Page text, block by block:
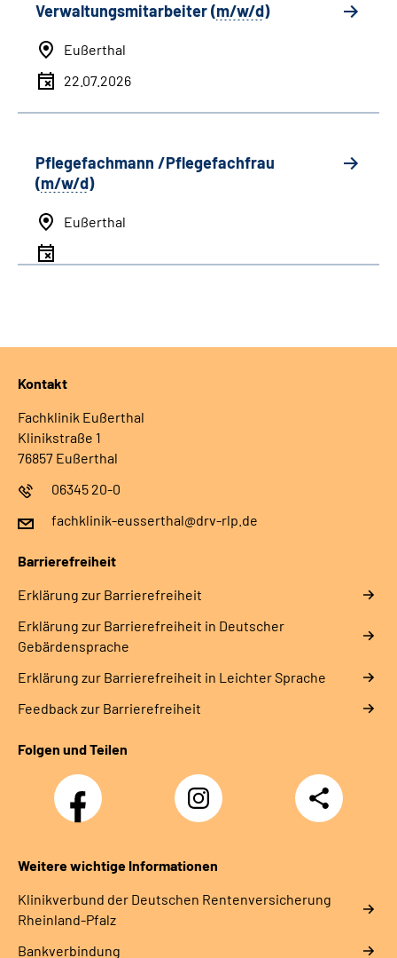
Verwaltungsmitarbeiter (m/w/d)
Eußerthal
22.07.2026
Pflegefachmann /Pflegefachfrau
(m/w/d)
Eußerthal
Kontakt
Fachklinik Eußerthal
Klinikstraße 1
76857 Eußerthal
06345 20-0
fachklinik-eusserthal@drv-rlp.de
Barrierefreiheit
Erklärung zur Barrierefreiheit
Erklärung zur Barrierefreiheit in Deutscher
Gebärdensprache
Erklärung zur Barrierefreiheit in Leichter Sprache
Feedback zur Barrierefreiheit
Folgen und Teilen
Facebook
Instagram
DRV
Nachwuchskräfte
Teilen
Weitere wichtige Informationen
Klinikverbund der Deutschen Rentenversicherung
Rheinland-Pfalz
Bankverbindung